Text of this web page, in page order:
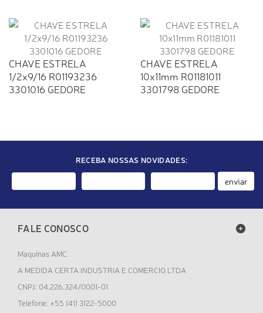
CHAVE ESTRELA
1/2x9/16 R01193236
3301016 GEDORE
CHAVE ESTRELA
10x11mm R01181011
3301798 GEDORE
RECEBA NOSSAS NOVIDADES:
enviar
FALE CONOSCO
Maquinas AMC
A MEDIDA CERTA INDUSTRIA E COMERCIO LTDA
CNPJ: 04.226.324/0001-01
Telefone: +55 (41) 3122-5000